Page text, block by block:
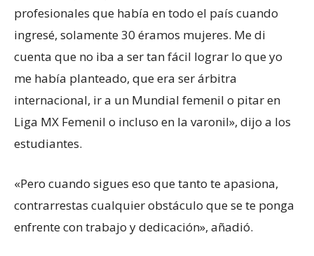
profesionales que había en todo el país cuando
ingresé, solamente 30 éramos mujeres. Me di
cuenta que no iba a ser tan fácil lograr lo que yo
me había planteado, que era ser árbitra
internacional, ir a un Mundial femenil o pitar en
Liga MX Femenil o incluso en la varonil», dijo a los
estudiantes.
«Pero cuando sigues eso que tanto te apasiona,
contrarrestas cualquier obstáculo que se te ponga
enfrente con trabajo y dedicación», añadió.